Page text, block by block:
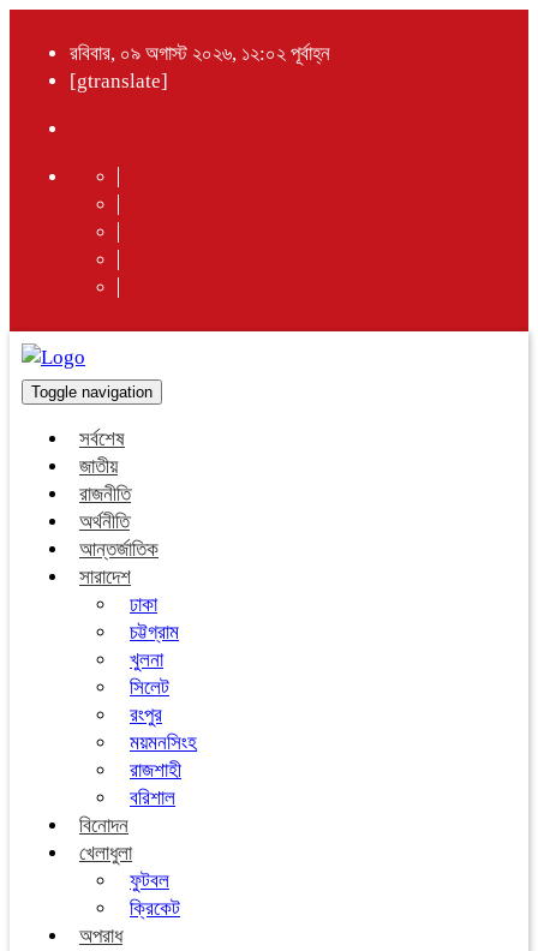
রবিবার, ০৯ অগাস্ট ২০২৬, ১২:০২ পূর্বাহ্ন
[gtranslate]
Toggle navigation
সর্বশেষ
জাতীয়
রাজনীতি
অর্থনীতি
আন্তর্জাতিক
সারাদেশ
ঢাকা
চট্টগ্রাম
খুলনা
সিলেট
রংপুর
ময়মনসিংহ
রাজশাহী
বরিশাল
বিনোদন
খেলাধুলা
ফুটবল
ক্রিকেট
অপরাধ